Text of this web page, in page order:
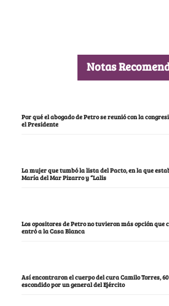
Notas
Por qué el abogado de Petro se reunió con la
el Presidente
La mujer que tumbó la lista del Pacto, en la que
María del Mar Pizarro y “Lalis
Los opositores de Petro no tuvieron más opción
entró a la Casa Blanca
Así encontraron el cuerpo del cura Camilo Torres,
escondido por un general del Ejército